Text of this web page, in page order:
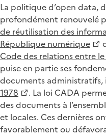
La politique d’open data,
profondément renouvelé
de réutilisation des
République numérique
Code des relations entre
puise en partie ses
documents
1978
. La loi CADA
des documents à
et locales. Ces dernières
favorablement ou